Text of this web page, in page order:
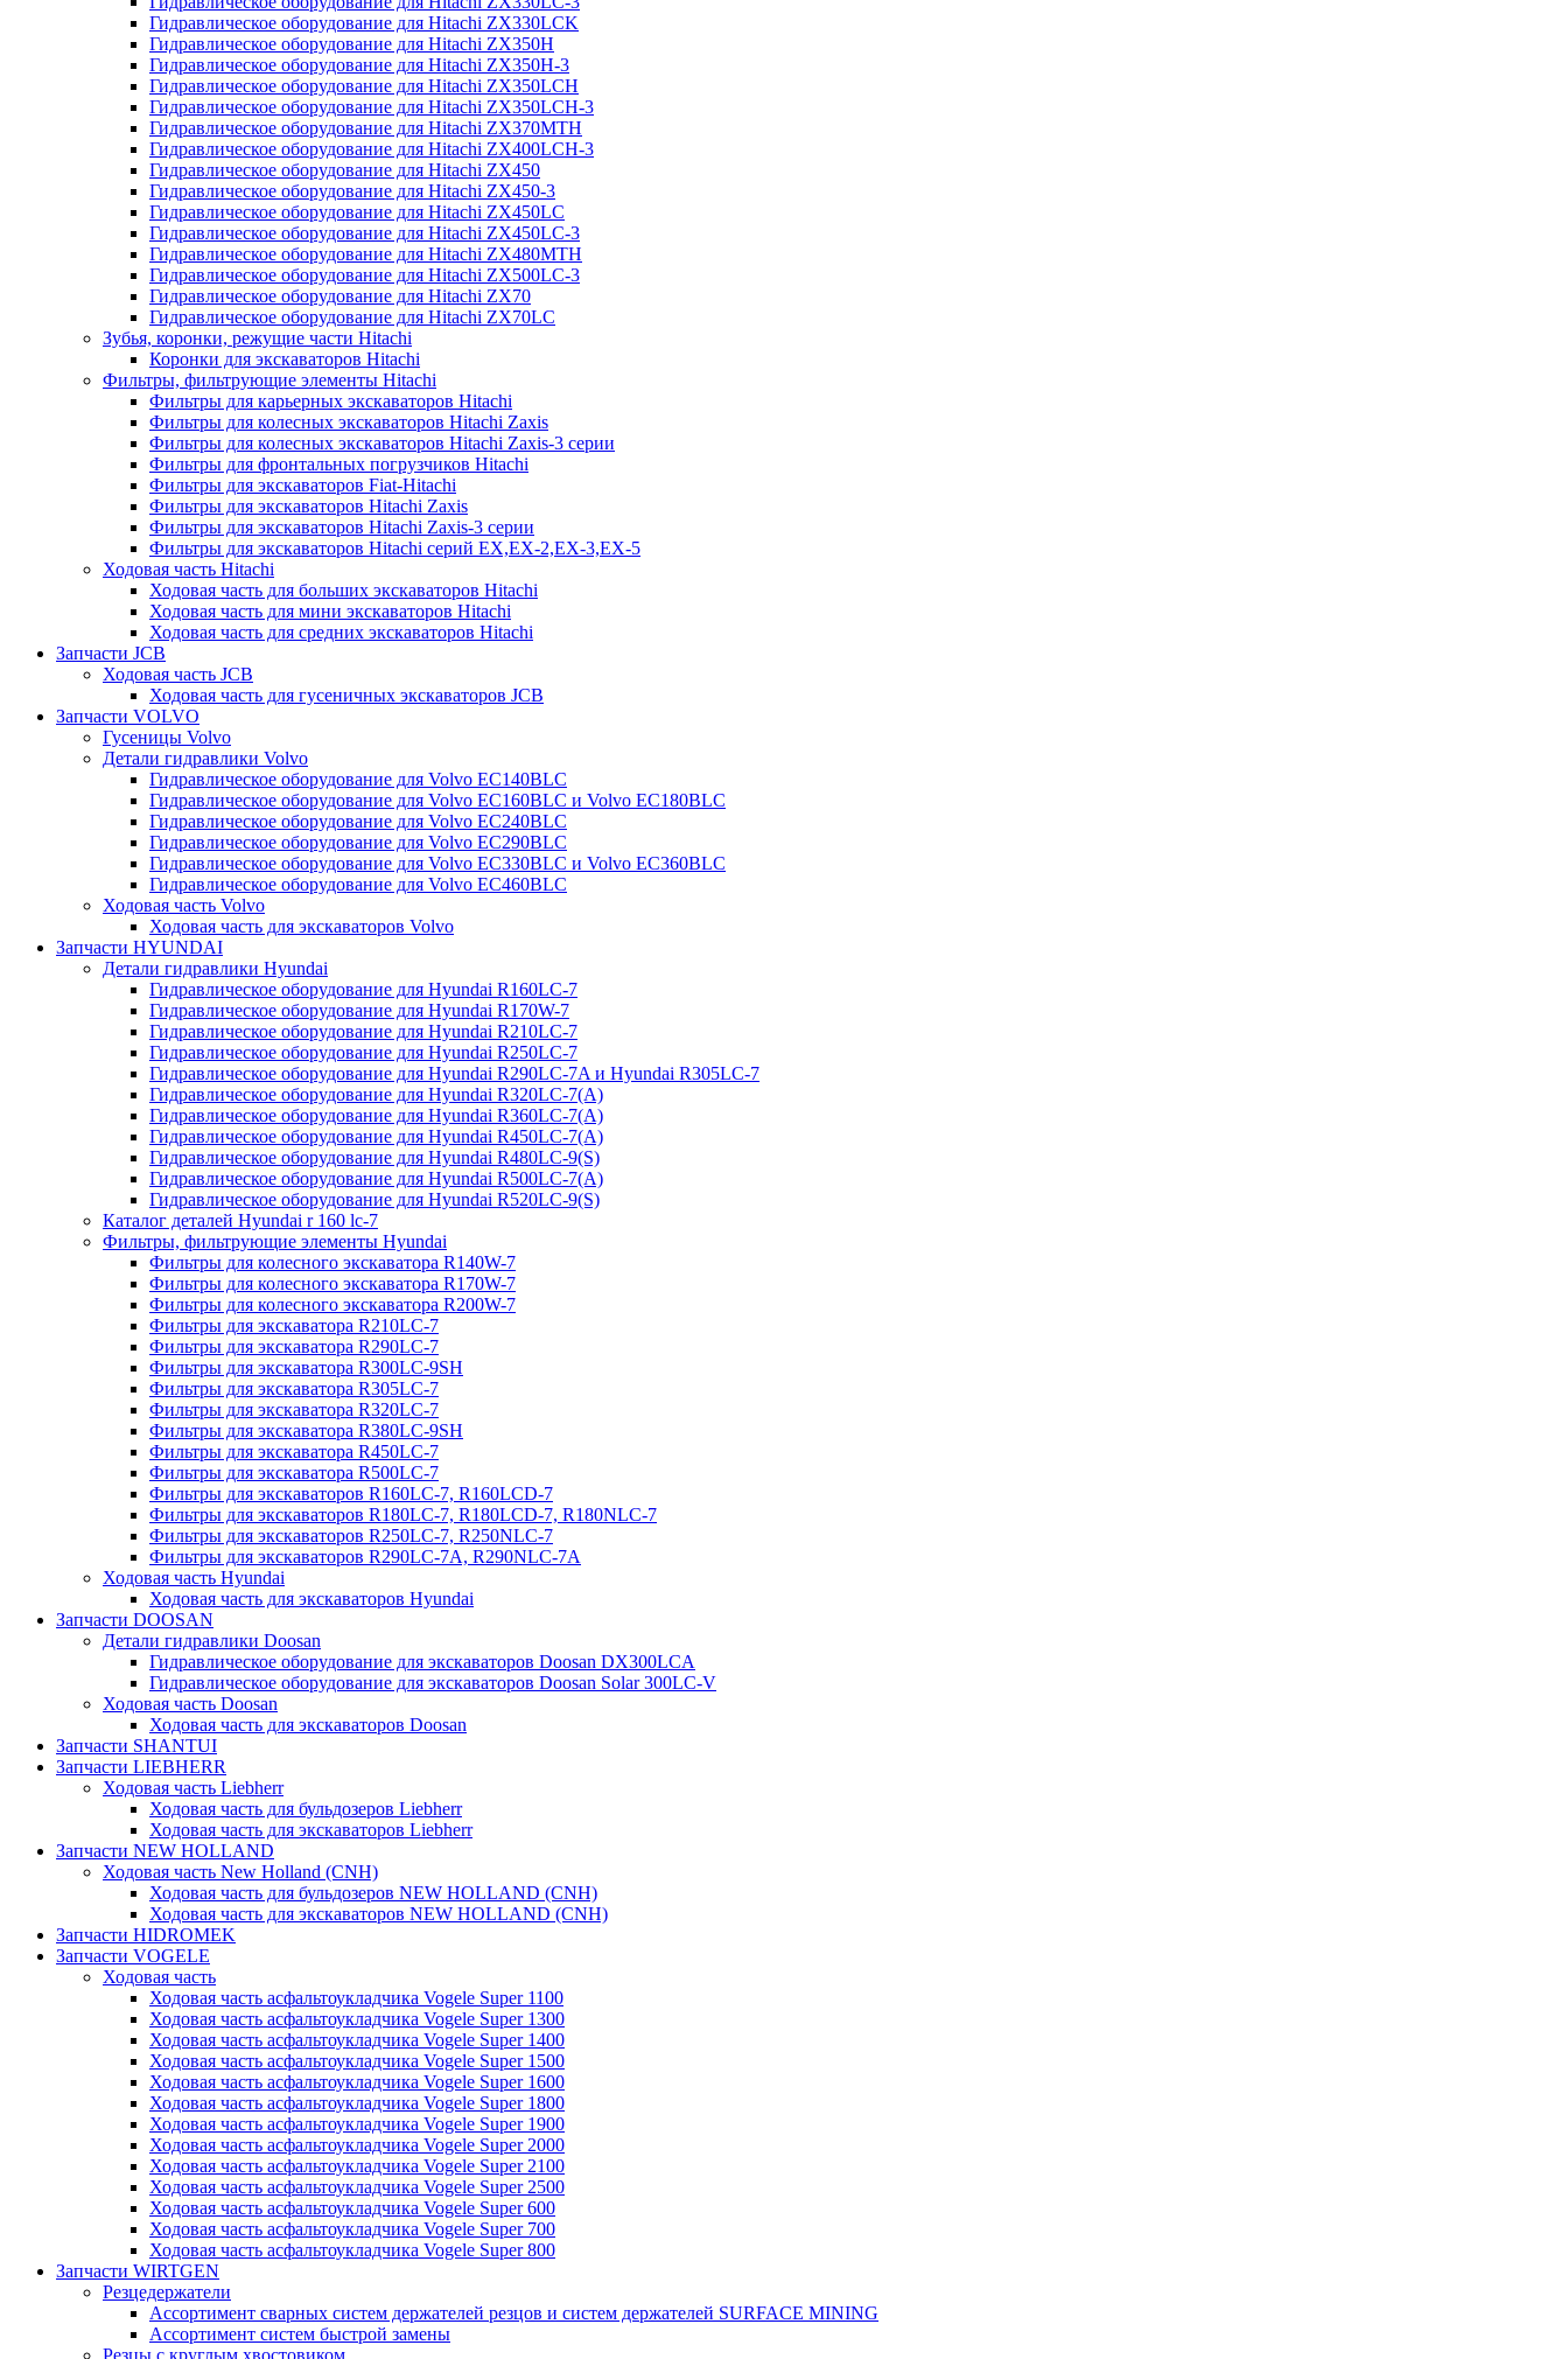
Гидравлическое оборудование для Hitachi ZX330LCK
Гидравлическое оборудование для Hitachi ZX350H
Гидравлическое оборудование для Hitachi ZX350H-3
Гидравлическое оборудование для Hitachi ZX350LCH
Гидравлическое оборудование для Hitachi ZX350LCH-3
Гидравлическое оборудование для Hitachi ZX370MTH
Гидравлическое оборудование для Hitachi ZX400LCH-3
Гидравлическое оборудование для Hitachi ZX450
Гидравлическое оборудование для Hitachi ZX450-3
Гидравлическое оборудование для Hitachi ZX450LC
Гидравлическое оборудование для Hitachi ZX450LC-3
Гидравлическое оборудование для Hitachi ZX480MTH
Гидравлическое оборудование для Hitachi ZX500LC-3
Гидравлическое оборудование для Hitachi ZX70
Гидравлическое оборудование для Hitachi ZX70LC
Зубья, коронки, режущие части Hitachi
Коронки для экскаваторов Hitachi
Фильтры, фильтрующие элементы Hitachi
Фильтры для карьерных экскаваторов Hitachi
Фильтры для колесных экскаваторов Hitachi Zaxis
Фильтры для колесных экскаваторов Hitachi Zaxis-3 серии
Фильтры для фронтальных погрузчиков Hitachi
Фильтры для экскаваторов Fiat-Hitachi
Фильтры для экскаваторов Hitachi Zaxis
Фильтры для экскаваторов Hitachi Zaxis-3 серии
Фильтры для экскаваторов Hitachi серий EX,EX-2,EX-3,EX-5
Ходовая часть Hitachi
Ходовая часть для больших экскаваторов Hitachi
Ходовая часть для мини экскаваторов Hitachi
Ходовая часть для средних экскаваторов Hitachi
Запчасти JCB
Ходовая часть JCB
Ходовая часть для гусеничных экскаваторов JCB
Запчасти VOLVO
Гусеницы Volvo
Детали гидравлики Volvo
Гидравлическое оборудование для Volvo EC140BLC
Гидравлическое оборудование для Volvo EC160BLC и Volvo EC180BLC
Гидравлическое оборудование для Volvo EC240BLC
Гидравлическое оборудование для Volvo EC290BLC
Гидравлическое оборудование для Volvo EC330BLC и Volvo EC360BLC
Гидравлическое оборудование для Volvo EC460BLC
Ходовая часть Volvo
Ходовая часть для экскаваторов Volvo
Запчасти HYUNDAI
Детали гидравлики Hyundai
Гидравлическое оборудование для Hyundai R160LC-7
Гидравлическое оборудование для Hyundai R170W-7
Гидравлическое оборудование для Hyundai R210LC-7
Гидравлическое оборудование для Hyundai R250LC-7
Гидравлическое оборудование для Hyundai R290LC-7A и Hyundai R305LC-7
Гидравлическое оборудование для Hyundai R320LC-7(A)
Гидравлическое оборудование для Hyundai R360LC-7(A)
Гидравлическое оборудование для Hyundai R450LC-7(A)
Гидравлическое оборудование для Hyundai R480LC-9(S)
Гидравлическое оборудование для Hyundai R500LC-7(A)
Гидравлическое оборудование для Hyundai R520LC-9(S)
Каталог деталей Hyundai r 160 lc-7
Фильтры, фильтрующие элементы Hyundai
Фильтры для колесного экскаватора R140W-7
Фильтры для колесного экскаватора R170W-7
Фильтры для колесного экскаватора R200W-7
Фильтры для экскаватора R210LC-7
Фильтры для экскаватора R290LC-7
Фильтры для экскаватора R300LC-9SH
Фильтры для экскаватора R305LC-7
Фильтры для экскаватора R320LC-7
Фильтры для экскаватора R380LC-9SH
Фильтры для экскаватора R450LC-7
Фильтры для экскаватора R500LC-7
Фильтры для экскаваторов R160LC-7, R160LCD-7
Фильтры для экскаваторов R180LC-7, R180LCD-7, R180NLC-7
Фильтры для экскаваторов R250LC-7, R250NLC-7
Фильтры для экскаваторов R290LC-7A, R290NLC-7A
Ходовая часть Hyundai
Ходовая часть для экскаваторов Hyundai
Запчасти DOOSAN
Детали гидравлики Doosan
Гидравлическое оборудование для экскаваторов Doosan DX300LCA
Гидравлическое оборудование для экскаваторов Doosan Solar 300LC-V
Ходовая часть Doosan
Ходовая часть для экскаваторов Doosan
Запчасти SHANTUI
Запчасти LIEBHERR
Ходовая часть Liebherr
Ходовая часть для бульдозеров Liebherr
Ходовая часть для экскаваторов Liebherr
Запчасти NEW HOLLAND
Ходовая часть New Holland (CNH)
Ходовая часть для бульдозеров NEW HOLLAND (CNH)
Ходовая часть для экскаваторов NEW HOLLAND (CNH)
Запчасти HIDROMEK
Запчасти VOGELE
Ходовая часть
Ходовая часть асфальтоукладчика Vogele Super 1100
Ходовая часть асфальтоукладчика Vogele Super 1300
Ходовая часть асфальтоукладчика Vogele Super 1400
Ходовая часть асфальтоукладчика Vogele Super 1500
Ходовая часть асфальтоукладчика Vogele Super 1600
Ходовая часть асфальтоукладчика Vogele Super 1800
Ходовая часть асфальтоукладчика Vogele Super 1900
Ходовая часть асфальтоукладчика Vogele Super 2000
Ходовая часть асфальтоукладчика Vogele Super 2100
Ходовая часть асфальтоукладчика Vogele Super 2500
Ходовая часть асфальтоукладчика Vogele Super 600
Ходовая часть асфальтоукладчика Vogele Super 700
Ходовая часть асфальтоукладчика Vogele Super 800
Запчасти WIRTGEN
Резцедержатели
Ассортимент сварных систем держателей резцов и систем держателей SURFACE MINING
Ассортимент систем быстрой замены
Резцы с круглым хвостовиком